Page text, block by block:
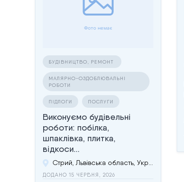
БУДІВНИЦТВО, РЕМОНТ
МАЛЯРНО-ОЗДОБЛЮВАЛЬНІ
РОБОТИ
ПІДЛОГИ ПОСЛУГИ
Виконуємо будівельні
роботи: побілка,
шпаклівка, плитка,
відкоси...
Стрий, Львівська область, Україна
ДОДАНО 15 ЧЕРВНЯ, 2026